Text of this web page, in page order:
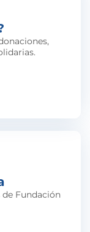
Fundación